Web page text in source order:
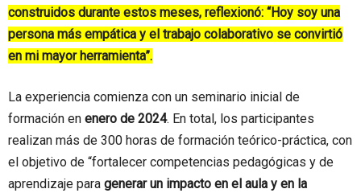
construidos durante estos meses, reflexionó: “Hoy soy una
persona más empática y el trabajo colaborativo se convirtió
en mi mayor herramienta”.
La experiencia comienza con un seminario inicial de
formación en enero de 2024. En total, los participantes
realizan más de 300 horas de formación teórico-práctica, con
el objetivo de “fortalecer competencias pedagógicas y de
aprendizaje para generar un impacto en el aula y en la